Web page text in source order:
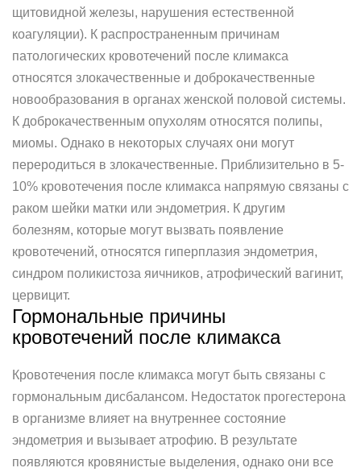
щитовидной железы, нарушения естественной
коагуляции). К распространенным причинам
патологических кровотечений после климакса
относятся злокачественные и доброкачественные
новообразования в органах женской половой системы.
К доброкачественным опухолям относятся полипы,
миомы. Однако в некоторых случаях они могут
переродиться в злокачественные. Приблизительно в 5-
10% кровотечения после климакса напрямую связаны с
раком шейки матки или эндометрия. К другим
болезням, которые могут вызвать появление
кровотечений, относятся гиперплазия эндометрия,
синдром поликистоза яичников, атрофический вагинит,
цервицит.
Гормональные причины
кровотечений после климакса
Кровотечения после климакса могут быть связаны с
гормональным дисбалансом. Недостаток прогестерона
в организме влияет на внутреннее состояние
эндометрия и вызывает атрофию. В результате
появляются кровянистые выделения, однако они все